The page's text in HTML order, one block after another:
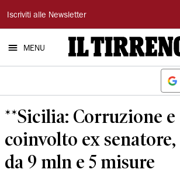
Il
Tirreno
Iscriviti alle Newsletter
MENU
**Sicilia: Corruzione
coinvolto ex
da 9 mln e 5 misure